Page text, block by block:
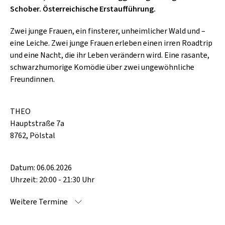
CAFÉ WOLF
POSTGARAGE
KUNSTGARTEN
KRISTALLWERK
SINGER-SONGWRITER
VOLKSMUSIK
Schober. Österreichische Erstaufführung.
Zwei junge Frauen, ein finsterer, unheimlicher Wald und –
eine Leiche. Zwei junge Frauen erleben einen irren Roadtrip
und eine Nacht, die ihr Leben verändern wird. Eine rasante,
schwarzhumorige Komödie über zwei ungewöhnliche
Freundinnen.
THEO
Hauptstraße 7a
8762, Pölstal
Datum: 06.06.2026
Uhrzeit: 20:00 - 21:30 Uhr
Weitere Termine